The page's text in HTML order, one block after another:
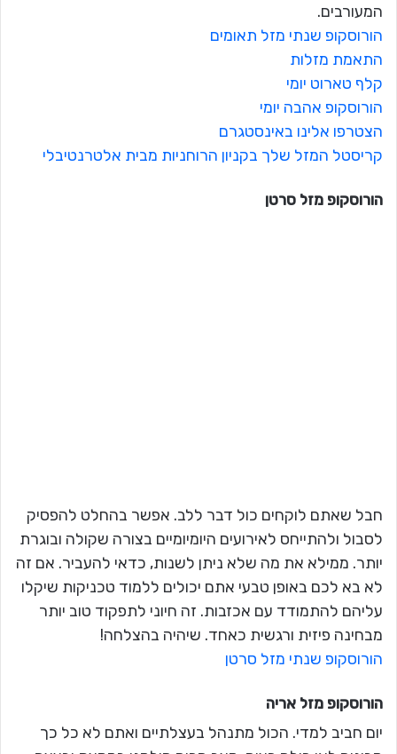
המעורבים.
הורוסקופ שנתי מזל תאומים
התאמת מזלות
קלף טארוט יומי
הורוסקופ אהבה יומי
הצטרפו אלינו באינסטגרם
קריסטל המזל שלך בקניון הרוחניות מבית אלטרנטיבלי
הורוסקופ מזל סרטן
חבל שאתם לוקחים כול דבר ללב. אפשר בהחלט להפסיק
לסבול ולהתייחס לאירועים היומיומיים בצורה שקולה ובוגרת
יותר. ממילא את מה שלא ניתן לשנות, כדאי להעביר. אם זה
לא בא לכם באופן טבעי אתם יכולים ללמוד טכניקות שיקלו
עליהם להתמודד עם אכזבות. זה חיוני לתפקוד טוב יותר
מבחינה פיזית ורגשית כאחד. שיהיה בהצלחה!
הורוסקופ שנתי מזל סרטן
הורוסקופ מזל אריה
יום חביב למדי. הכול מתנהל בעצלתיים ואתם לא כל כך